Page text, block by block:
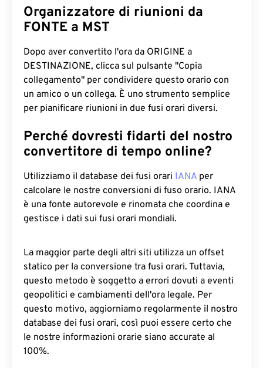
Organizzatore di riunioni da
FONTE a MST
Dopo aver convertito l'ora da ORIGINE a
DESTINAZIONE, clicca sul pulsante "Copia
collegamento" per condividere questo orario con
un amico o un collega. È uno strumento semplice
per pianificare riunioni in due fusi orari diversi.
Perché dovresti fidarti del nostro
convertitore di tempo online?
Utilizziamo il database dei fusi orari IANA per
calcolare le nostre conversioni di fuso orario. IANA
è una fonte autorevole e rinomata che coordina e
gestisce i dati sui fusi orari mondiali.
La maggior parte degli altri siti utilizza un offset
statico per la conversione tra fusi orari. Tuttavia,
questo metodo è soggetto a errori dovuti a eventi
geopolitici e cambiamenti dell'ora legale. Per
questo motivo, aggiorniamo regolarmente il nostro
database dei fusi orari, così puoi essere certo che
le nostre informazioni orarie siano accurate al
100%.